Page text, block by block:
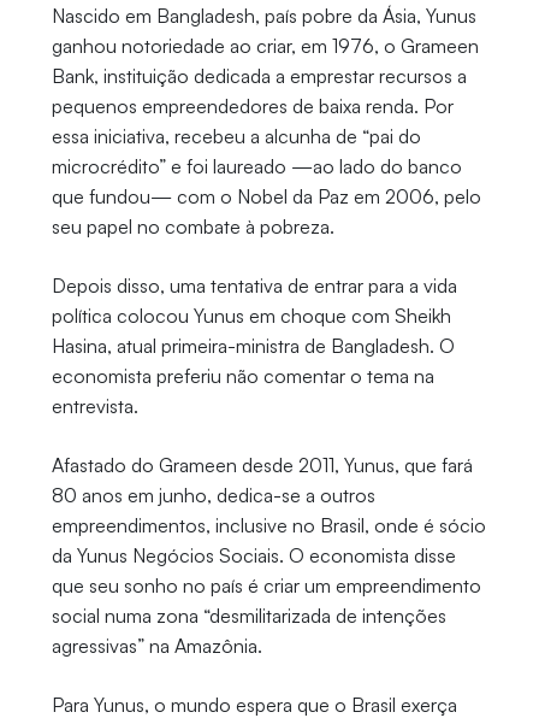
Nascido em Bangladesh, país pobre da Ásia, Yunus
ganhou notoriedade ao criar, em 1976, o Grameen
Bank, instituição dedicada a emprestar recursos a
pequenos empreendedores de baixa renda. Por
essa iniciativa, recebeu a alcunha de “pai do
microcrédito” e foi laureado —ao lado do banco
que fundou— com o Nobel da Paz em 2006, pelo
seu papel no combate à pobreza.
Depois disso, uma tentativa de entrar para a vida
política colocou Yunus em choque com Sheikh
Hasina, atual primeira-ministra de Bangladesh. O
economista preferiu não comentar o tema na
entrevista.
Afastado do Grameen desde 2011, Yunus, que fará
80 anos em junho, dedica-se a outros
empreendimentos, inclusive no Brasil, onde é sócio
da Yunus Negócios Sociais. O economista disse
que seu sonho no país é criar um empreendimento
social numa zona “desmilitarizada de intenções
agressivas” na Amazônia.
Para Yunus, o mundo espera que o Brasil exerça